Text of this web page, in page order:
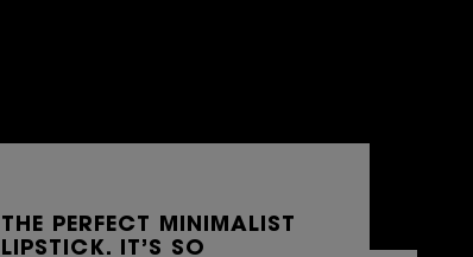
THE PERFECT MINIMALIST
LIPSTICK. IT’S SO